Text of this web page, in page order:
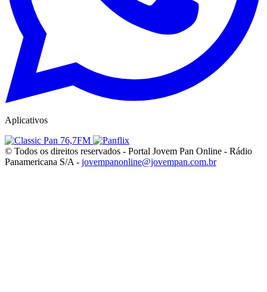
Aplicativos
© Todos os direitos reservados - Portal Jovem Pan Online - Rádio
Panamericana S/A - jovempanonline@jovempan.com.br